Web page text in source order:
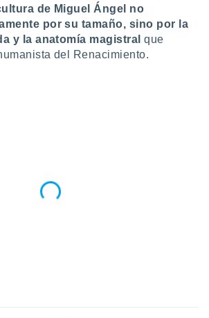
de Miguel Ángel no
por su tamaño, sino por la
y la anatomía magistral que
del Renacimiento.